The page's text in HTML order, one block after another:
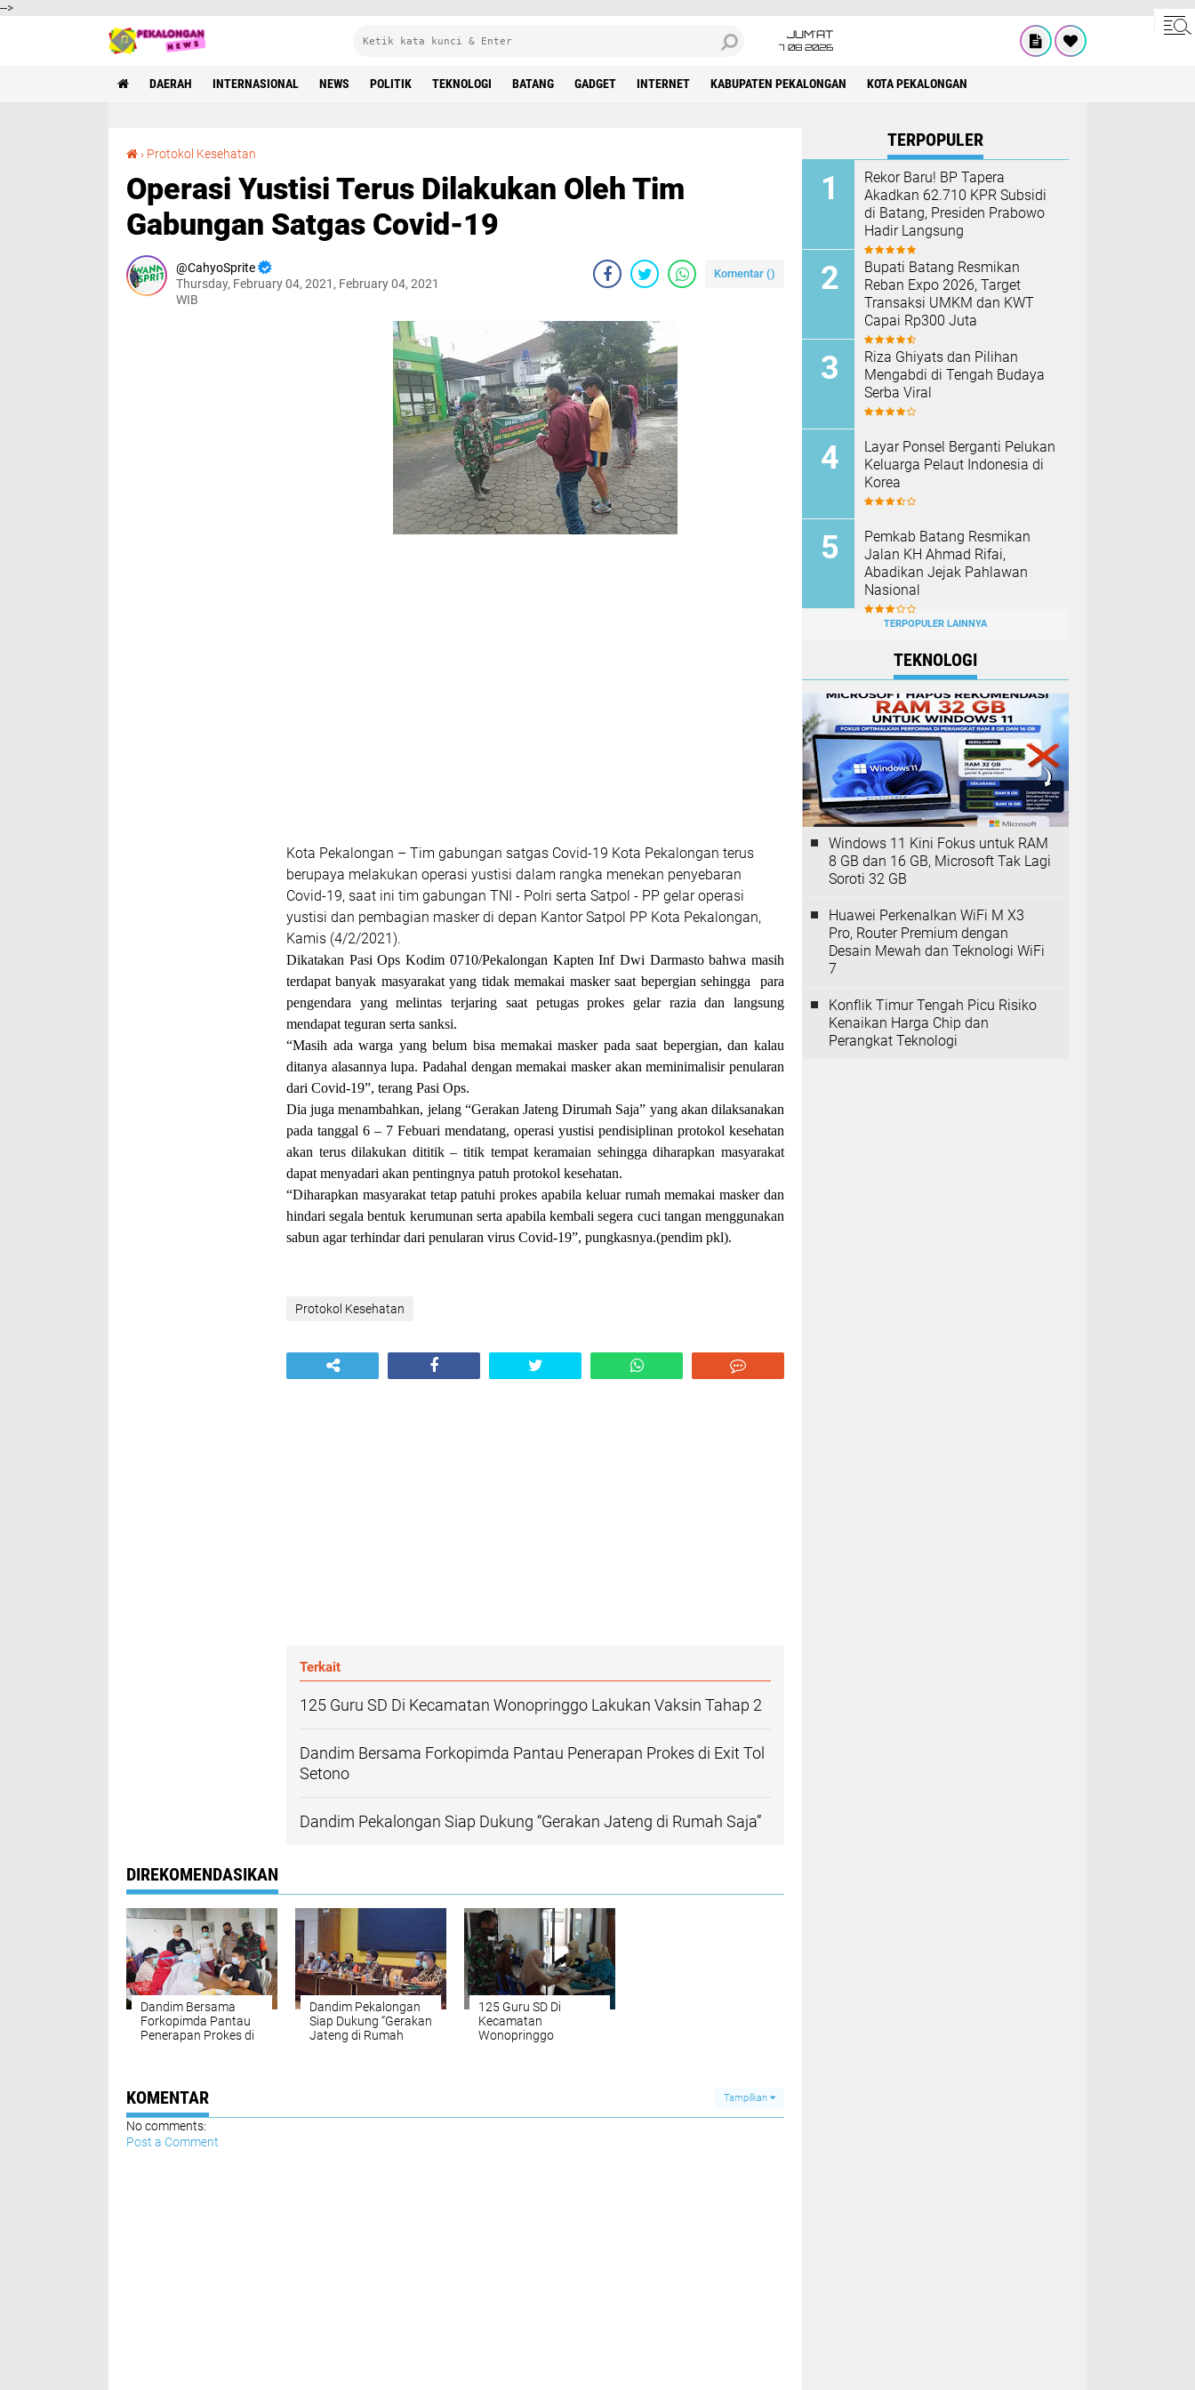
-->
JUM'AT
7 08 2026
DAERAH INTERNASIONAL NEWS POLITIK TEKNOLOGI BATANG GADGET INTERNET KABUPATEN PEKALONGAN KOTA PEKALONGAN
› Protokol Kesehatan
Operasi Yustisi Terus Dilakukan Oleh Tim
Gabungan Satgas Covid-19
CahyoSprite
Thursday, February 04, 2021, February 04, 2021
WIB
Komentar ()
Kota Pekalongan – Tim gabungan satgas Covid-19 Kota Pekalongan terus
berupaya melakukan operasi yustisi dalam rangka menekan penyebaran
Covid-19, saat ini tim gabungan TNI - Polri serta Satpol - PP gelar operasi
yustisi dan pembagian masker di depan Kantor Satpol PP Kota Pekalongan,
Kamis (4/2/2021).
Dikatakan Pasi Ops Kodim 0710/Pekalongan Kapten Inf Dwi Darmasto bahwa masih
terdapat banyak masyarakat yang tidak memakai masker saat bepergian sehingga para
pengendara yang melintas terjaring saat petugas prokes gelar razia dan langsung
mendapat teguran serta sanksi.
“Masih ada warga yang belum bisa memakai masker pada saat bepergian, dan kalau
ditanya alasannya lupa. Padahal dengan memakai masker akan meminimalisir penularan
dari Covid-19”, terang Pasi Ops.
Dia juga menambahkan, jelang “Gerakan Jateng Dirumah Saja” yang akan dilaksanakan
pada tanggal 6 – 7 Febuari mendatang, operasi yustisi pendisiplinan protokol kesehatan
akan terus dilakukan dititik – titik tempat keramaian sehingga diharapkan masyarakat
dapat menyadari akan pentingnya patuh protokol kesehatan.
“Diharapkan masyarakat tetap patuhi prokes apabila keluar rumah memakai masker dan
hindari segala bentuk kerumunan serta apabila kembali segera cuci tangan menggunakan
sabun agar terhindar dari penularan virus Covid-19”, pungkasnya.(pendim pkl).
Protokol Kesehatan
Terkait
125 Guru SD Di Kecamatan Wonopringgo Lakukan Vaksin Tahap 2
Dandim Bersama Forkopimda Pantau Penerapan Prokes di Exit Tol
Setono
Dandim Pekalongan Siap Dukung “Gerakan Jateng di Rumah Saja”
DIREKOMENDASIKAN
Dandim Bersama
Forkopimda Pantau
Penerapan Prokes di
Dandim Pekalongan
Siap Dukung “Gerakan
Jateng di Rumah
125 Guru SD Di
Kecamatan
Wonopringgo
KOMENTAR Tampilkan
No comments:
Post a Comment
TERPOPULER
Rekor Baru! BP Tapera
Akadkan 62.710 KPR Subsidi
di Batang, Presiden Prabowo
Hadir Langsung
Bupati Batang Resmikan
Reban Expo 2026, Target
Transaksi UMKM dan KWT
Capai Rp300 Juta
Riza Ghiyats dan Pilihan
Mengabdi di Tengah Budaya
Serba Viral
Layar Ponsel Berganti Pelukan
Keluarga Pelaut Indonesia di
Korea
Pemkab Batang Resmikan
Jalan KH Ahmad Rifai,
Abadikan Jejak Pahlawan
Nasional
TERPOPULER LAINNYA
TEKNOLOGI
Windows 11 Kini Fokus untuk RAM
8 GB dan 16 GB, Microsoft Tak Lagi
Soroti 32 GB
Huawei Perkenalkan WiFi M X3
Pro, Router Premium dengan
Desain Mewah dan Teknologi WiFi
7
Konflik Timur Tengah Picu Risiko
Kenaikan Harga Chip dan
Perangkat Teknologi